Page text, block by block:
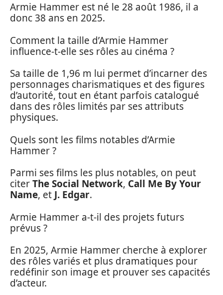
Armie Hammer est né le 28 août 1986, il a
donc 38 ans en 2025.
Comment la taille d’Armie Hammer
influence-t-elle ses rôles au cinéma ?
Sa taille de 1,96 m lui permet d’incarner des
personnages charismatiques et des figures
d’autorité, tout en étant parfois catalogué
dans des rôles limités par ses attributs
physiques.
Quels sont les films notables d’Armie
Hammer ?
Parmi ses films les plus notables, on peut
citerThe Social Network, Call Me By Your
Name, et J. Edgar.
Armie Hammer a-t-il des projets futurs
prévus ?
En 2025, Armie Hammer cherche à explorer
des rôles variés et plus dramatiques pour
redéfinir son image et prouver ses capacités
d’acteur.